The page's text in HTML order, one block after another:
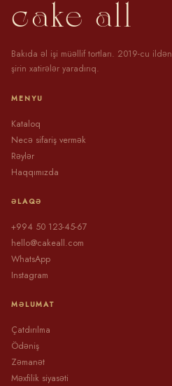
cake all
Bakıda əl işi müəllif tortları. 2019-cu ildən
şirin xatirələr yaradırıq.
MENYU
Kataloq
Necə sifariş vermək
Rəylər
Haqqımızda
ƏLAQƏ
+994 50 123-45-67
hello@cakeall.com
WhatsApp
Instagram
MƏLUMAT
Çatdırılma
Ödəniş
Zəmanət
Məxfilik siyasəti